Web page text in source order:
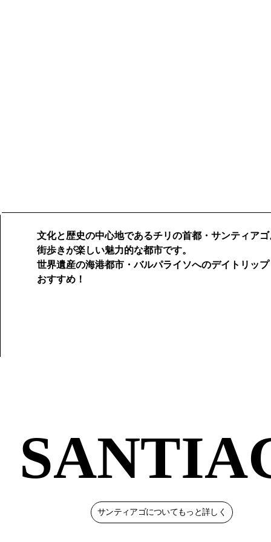
文化と歴史の中心地であるチリの首都・サンティアゴ
街歩きが楽しい魅力的な都市です。
世界遺産の海港都市・バルパライソへのデイトリップ
おすすめ！
サンティアゴについてもっと詳しく